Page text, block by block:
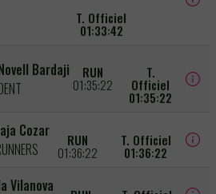
T. Officiel
01:33:42
Bardaji
RUN
01:35:22
T.
Officiel
01:35:22
Cozar
RUN
01:36:22
T. Officiel
01:36:22
Vilanova